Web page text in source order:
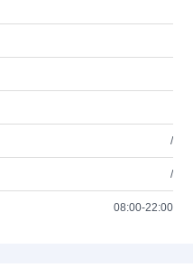
/
/
08:00-22:00